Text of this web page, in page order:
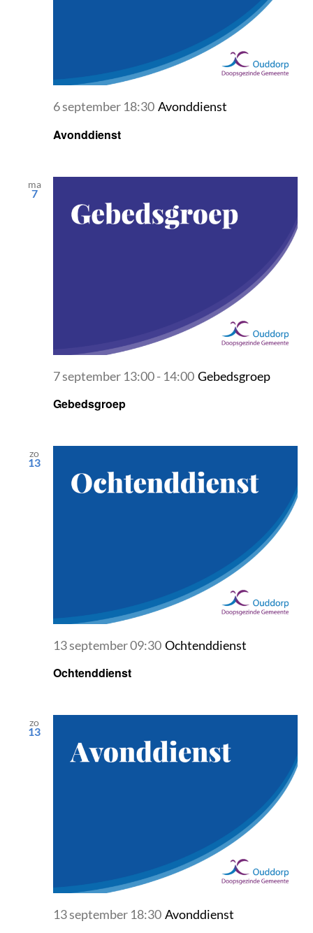
Avonddienst
6 september 18:30 Avonddienst
ma
7
Gebedsgroep
7 september 13:00- 14:00 Gebedsgroep
zo
13
Ochtenddienst
13 september 09:30 Ochtenddienst
zo
13
13 september 18:30 Avonddienst